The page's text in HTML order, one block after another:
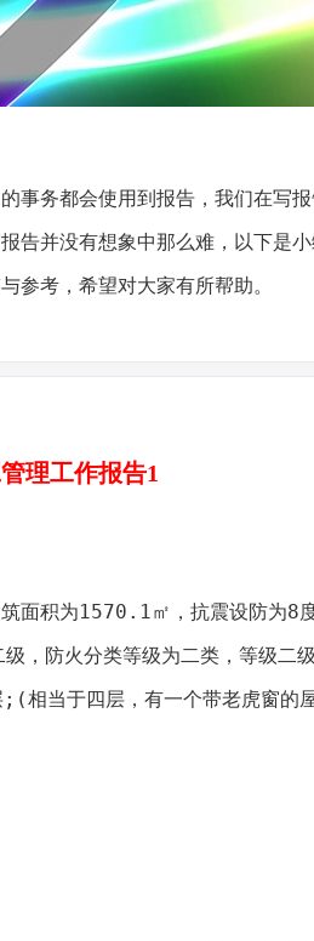
事务都会使用到报告，我们在写
告并没有想象中那么难，以下是
参考，希望对大家有所帮助。
理工作报告1
面积为1570.1㎡，抗震设防为8
，防火分类等级为二类，等级二
相当于四层，有一个带老虎窗的